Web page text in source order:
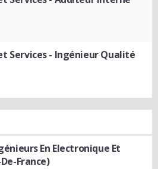
Services- Ingénieur Qualité
En Electronique Et
France)